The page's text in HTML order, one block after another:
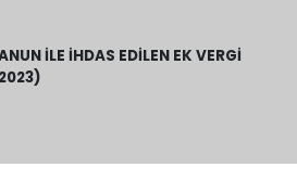
ILE İHDAS EDILEN EK VERGI